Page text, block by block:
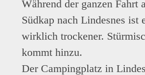
Während der ganzen Fahrt
Südkap nach Lindesnes ist
wirklich trockener.
kommt hinzu.
Der Campingplatz in